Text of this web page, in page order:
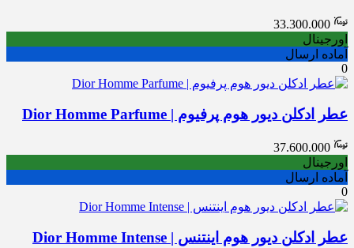
33.300.000
اورجینال
آماده ارسال
0
عطر ادکلن دیور هوم پرفیوم | Dior Homme Parfume
37.600.000
اورجینال
آماده ارسال
0
عطر ادکلن دیور هوم اینتنس | Dior Homme Intense